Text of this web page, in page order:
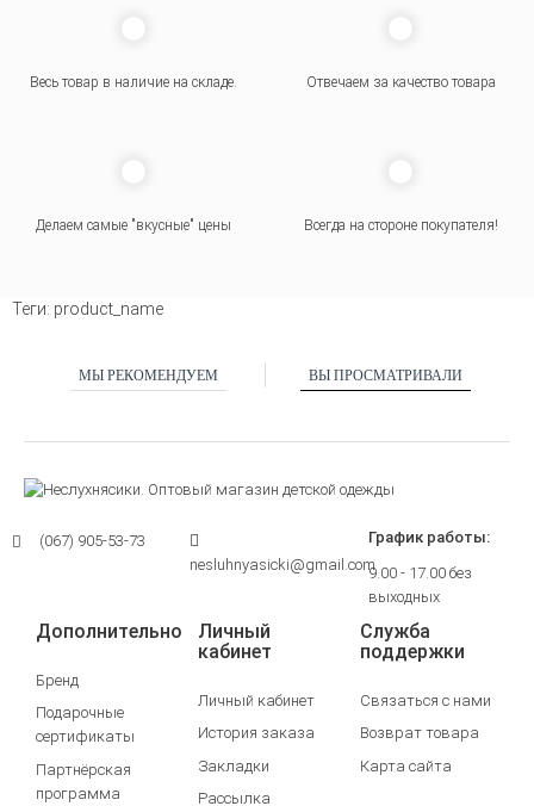
Весь товар в наличие на складе. Отвечаем за качество товара
Делаем самые "вкусные" цены Всегда на стороне покупателя!
Теги: product_name
МЫ РЕКОМЕНДУЕМ ВЫ ПРОСМАТРИВАЛИ
(067) 905-53-73
nesluhnyasicki@gmail.com
График работы:
9.00 - 17.00 без
выходных
Дополнительно
Бренд
Подарочные
сертификаты
Партнёрская
программа
Личный
кабинет
Личный кабинет
История заказа
Закладки
Рассылка
Служба
поддержки
Связаться с нами
Возврат товара
Карта сайта